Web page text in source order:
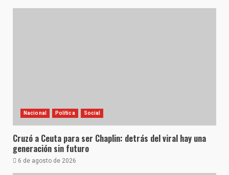
Nacional Política Social
Cruzó a Ceuta para ser Chaplin: detrás del viral hay una
generación sin futuro
6 de agosto de 2026